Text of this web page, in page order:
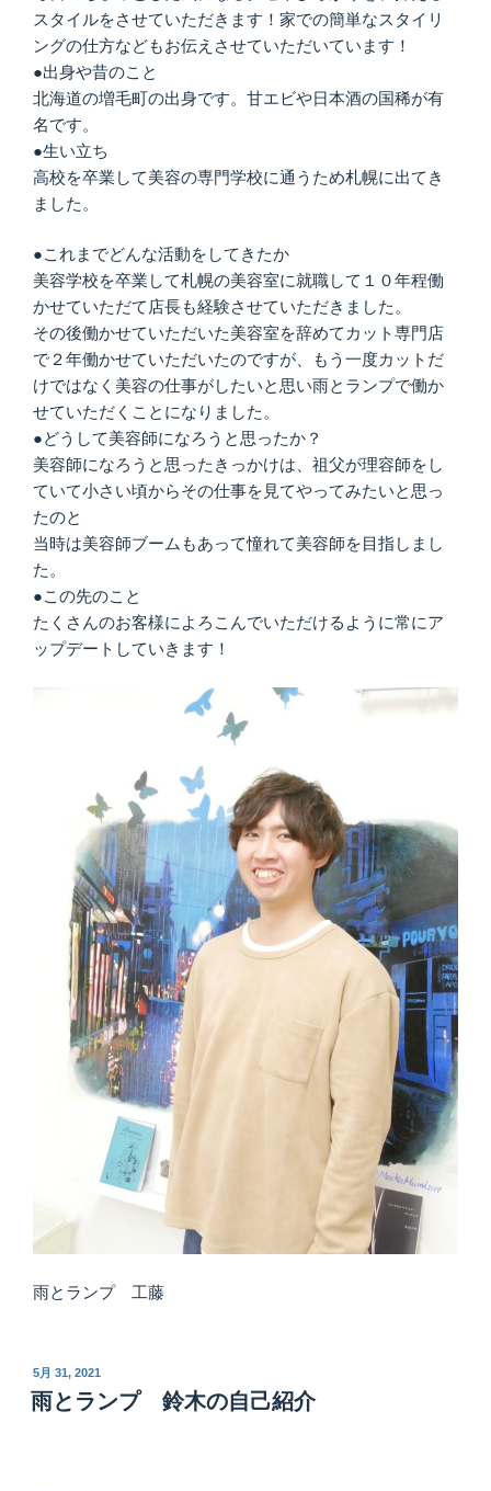
スタイルをさせていただきます！家での簡単なスタイリ
ングの仕方などもお伝えさせていただいています！
●出身や昔のこと
北海道の増毛町の出身です。甘エビや日本酒の国稀が有
名です。
●生い立ち
高校を卒業して美容の専門学校に通うため札幌に出てき
ました。
●これまでどんな活動をしてきたか
美容学校を卒業して札幌の美容室に就職して１０年程働
かせていただて店長も経験させていただきました。
その後働かせていただいた美容室を辞めてカット専門店
で２年働かせていただいたのですが、もう一度カットだ
けではなく美容の仕事がしたいと思い雨とランプで働か
せていただくことになりました。
●どうして美容師になろうと思ったか？
美容師になろうと思ったきっかけは、祖父が理容師をし
ていて小さい頃からその仕事を見てやってみたいと思っ
たのと
当時は美容師ブームもあって憧れて美容師を目指しまし
た。
●この先のこと
たくさんのお客様によろこんでいただけるように常にア
ップデートしていきます！
雨とランプ 工藤
投
稿
日:
5月 31, 2021
雨とランプ 鈴木の自己紹介